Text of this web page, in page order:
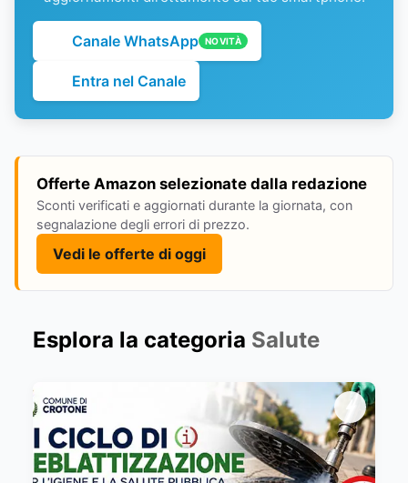
Canale WhatsApp NOVITÀ
Entra nel Canale
Offerte Amazon selezionate dalla redazione
Sconti verificati e aggiornati durante la giornata, con
segnalazione degli errori di prezzo.
Vedi le offerte di oggi
Esplora la categoria Salute